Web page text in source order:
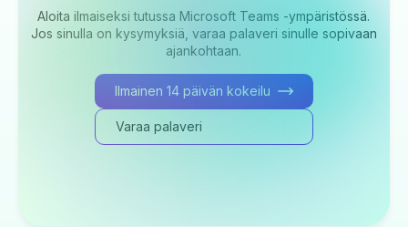
Aloita ilmaiseksi tutussa Microsoft Teams -ympäristössä.
Jos sinulla on kysymyksiä, varaa palaveri sinulle sopivaan
ajankohtaan.
Ilmainen 14 päivän kokeilu
Varaa palaveri